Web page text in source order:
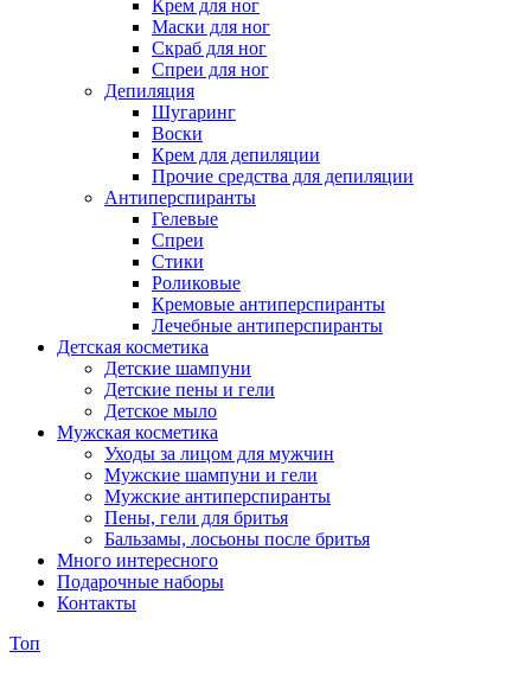
Крем для ног
Маски для ног
Скраб для ног
Спреи для ног
Депиляция
Шугаринг
Воски
Крем для депиляции
Прочие средства для депиляции
Антиперспиранты
Гелевые
Спреи
Стики
Роликовые
Кремовые антиперспиранты
Лечебные антиперспиранты
Детская косметика
Детские шампуни
Детские пены и гели
Детское мыло
Мужская косметика
Уходы за лицом для мужчин
Мужские шампуни и гели
Мужские антиперспиранты
Пены, гели для бритья
Бальзамы, лосьоны после бритья
Много интересного
Подарочные наборы
Контакты
Топ